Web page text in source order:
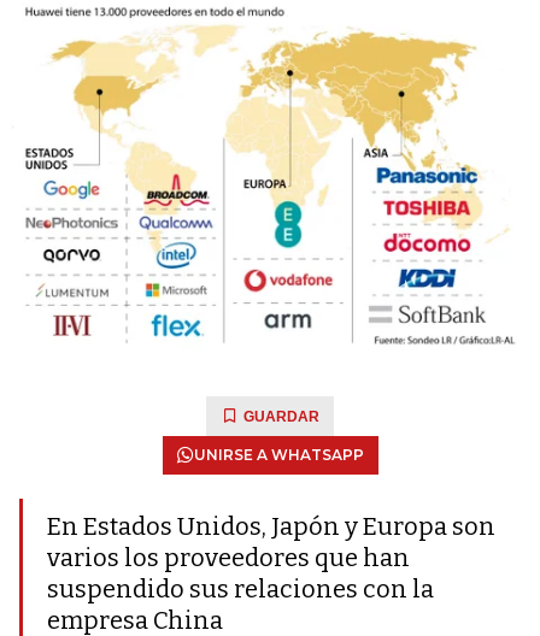
GUARDAR
UNIRSE A WHATSAPP
En Estados Unidos, Japón y Europa son
varios los proveedores que han
suspendido sus relaciones con la
empresa China